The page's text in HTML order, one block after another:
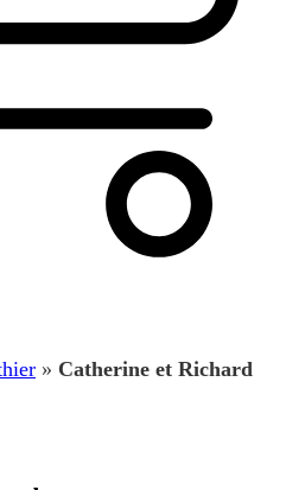
» Catherine et Richard